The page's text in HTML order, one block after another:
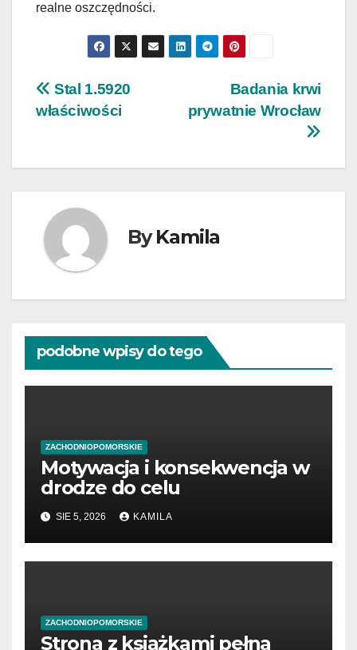
realne oszczędności.
Nawigacja
Badania krwi
prywatnie Wrocław
Stal 1.5920
właściwości
ByKamila
podobne wpisy do tego
ZACHODNIOPOMORSKIE
Motywacja i konsekwencja w
drodze do celu
SIE 5, 2026 KAMILA
ZACHODNIOPOMORSKIE
Strona z książkami pełna